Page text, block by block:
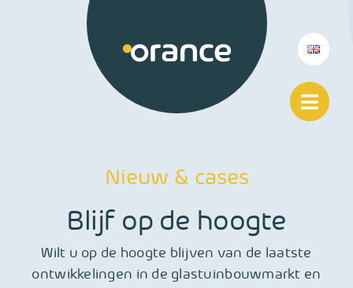
Nieuw & cases
Blijf op de hoogte
Wilt u op de hoogte blijven van de laatste
ontwikkelingen in de glastuinbouwmarkt en